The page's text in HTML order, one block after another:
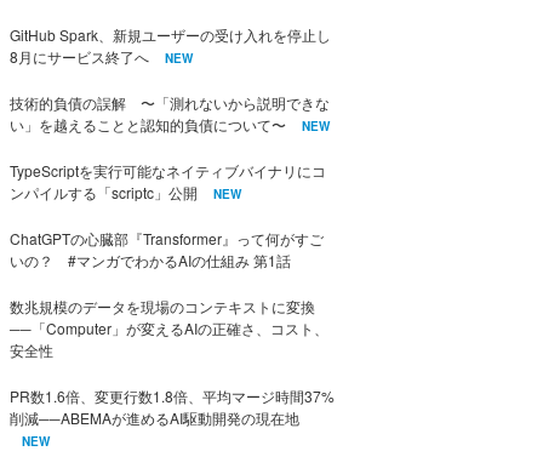
GitHub Spark、新規ユーザーの受け入れを停止し
8月にサービス終了へ
NEW
技術的負債の誤解 〜「測れないから説明できな
い」を越えることと認知的負債について〜
NEW
TypeScriptを実行可能なネイティブバイナリにコ
ンパイルする「scriptc」公開
NEW
ChatGPTの心臓部『Transformer』って何がすご
いの？ #マンガでわかるAIの仕組み 第1話
数兆規模のデータを現場のコンテキストに変換
──「Computer」が変えるAIの正確さ、コスト、
安全性
PR数1.6倍、変更行数1.8倍、平均マージ時間37%
削減──ABEMAが進めるAI駆動開発の現在地
NEW